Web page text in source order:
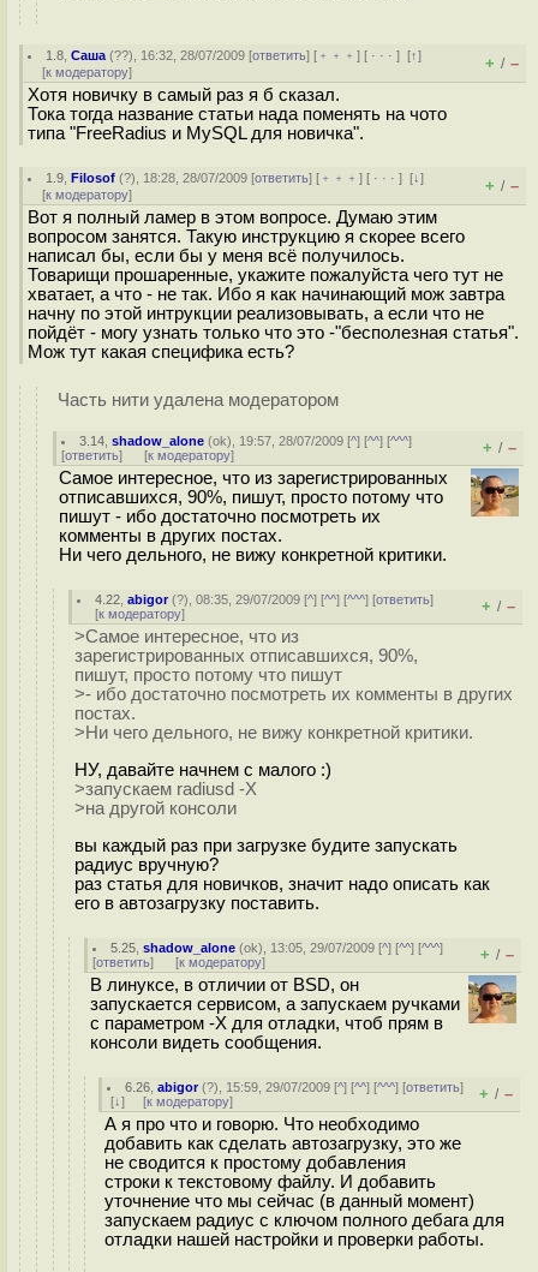
1.8 ,Саша (??), 16:32, 28/07/2009 [ответить] [ ﹢﹢﹢] [ · · ·][↑]
[к модератору] + / –
Хотя новичку в самый раз я б сказал.
Тока тогда название статьи нада поменять на чото
типа "FreeRadius и MySQL для новичка".
1.9 ,Filosof (?), 18:28, 28/07/2009 [ответить] [ ﹢﹢﹢] [ · · ·][↓]
[к модератору] + / –
Вот я полный ламер в этом вопросе. Думаю этим
вопросом занятся. Такую инструкцию я скорее всего
написал бы, если бы у меня всё получилось.
Товарищи прошаренные, укажите пожалуйста чего тут не
хватает, а что - не так. Ибо я как начинающий мож завтра
начну по этой интрукции реализовывать, а если что не
пойдёт - могу узнать только что это -"бесполезная статья".
Мож тут какая специфика есть?
Часть нити удалена модератором
3.14 ,shadow_alone (ok), 19:57, 28/07/2009 [^] [^^] [^^^]
[ответить] [к модератору] + / –
Самое интересное, что из зарегистрированных
отписавшихся, 90%, пишут, просто потому что
пишут - ибо достаточно посмотреть их
комменты в других постах.
Ни чего дельного, не вижу конкретной критики.
4.22 ,abigor(?), 08:35, 29/07/2009 [^] [^^] [^^^] [ответить]
[к модератору] + / –
>Самое интересное, что из
зарегистрированных отписавшихся, 90%,
пишут, просто потому что пишут
>- ибо достаточно посмотреть их комменты в других
постах.
>Ни чего дельного, не вижу конкретной критики.
НУ, давайте начнем с малого :)
>запускаем radiusd -X
>на другой консоли
вы каждый раз при загрузке будите запускать
радиус вручную?
раз статья для новичков, значит надо описать как
его в автозагрузку поставить.
5.25 ,shadow_alone (ok), 13:05, 29/07/2009 [^] [^^] [^^^]
[ответить] [к модератору] + / –
В линуксе, в отличии от BSD, он
запускается сервисом, а запускаем ручками
с параметром -X для отладки, чтоб прям в
консоли видеть сообщения.
6.26 ,abigor(?), 15:59, 29/07/2009 [^] [^^] [^^^] [ответить]
[↓] [к модератору] + / –
А я про что и говорю. Что необходимо
добавить как сделать автозагрузку, это же
не сводится к простому добавления
строки к текстовому файлу. И добавить
уточнение что мы сейчас (в данный момент)
запускаем радиус с ключом полного дебага для
отладки нашей настройки и проверки работы.